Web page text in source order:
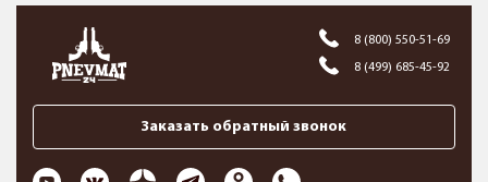
8 (800) 550-51-69
8 (499) 685-45-92
Заказать обратный звонок